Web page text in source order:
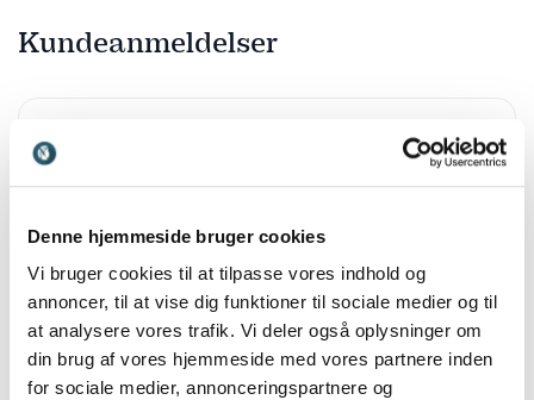
Denne hjemmeside bruger cookies
Vi bruger cookies til at tilpasse vores indhold og
annoncer, til at vise dig funktioner til sociale medier og til
at analysere vores trafik. Vi deler også oplysninger om
din brug af vores hjemmeside med vores partnere inden
for sociale medier, annonceringspartnere og
Kundeanmeldelser
Super oplæg, vi havde bare selv sat for lidt tid af.
Metal Hovedstaden
5ud af5
APN er en fantastisk formidler! Meget sympatisk. Hvis
ikke vi havde stoppet publikum, kunne de have stillet